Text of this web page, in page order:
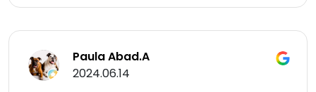
Paula Abad.A
2024.06.14